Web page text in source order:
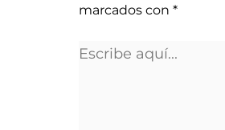
marcados con *
Escribe